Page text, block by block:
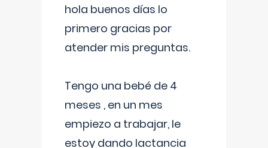
hola buenos días lo
primero gracias por
atender mis preguntas.
Tengo una bebé de 4
meses , en un mes
empiezo a trabajar, le
estoy dando lactancia